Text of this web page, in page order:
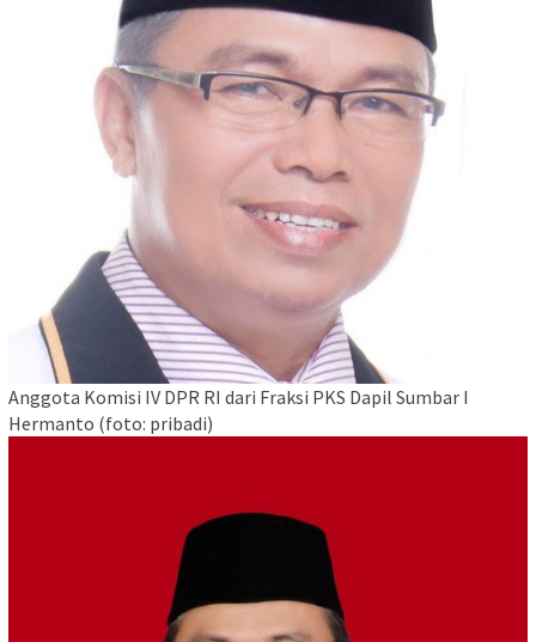
Anggota Komisi IV DPR RI dari Fraksi PKS Dapil Sumbar I
Hermanto (foto: pribadi)